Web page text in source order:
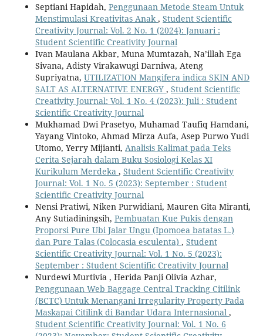
Septiani Hapidah, Penggunaan Metode Steam Untuk
Menstimulasi Kreativitas Anak , Student Scientific
Creativity Journal: Vol. 2 No. 1 (2024): Januari :
Student Scientific Creativity Journal
Ivan Maulana Akbar, Muna Mumtazah, Na’illah Ega
Sivana, Adisty Virakawugi Darniwa, Ateng
Supriyatna, UTILIZATION Mangifera indica SKIN AND
SALT AS ALTERNATIVE ENERGY , Student Scientific
Creativity Journal: Vol. 1 No. 4 (2023): Juli : Student
Scientific Creativity Journal
Mukhamad Dwi Prasetyo, Muhamad Taufiq Hamdani,
Yayang Vintoko, Ahmad Mirza Aufa, Asep Purwo Yudi
Utomo, Yerry Mijianti, Analisis Kalimat pada Teks
Cerita Sejarah dalam Buku Sosiologi Kelas XI
Kurikulum Merdeka , Student Scientific Creativity
Journal: Vol. 1 No. 5 (2023): September : Student
Scientific Creativity Journal
Nensi Pratiwi, Niken Purwidiani, Mauren Gita Miranti,
Any Sutiadiningsih, Pembuatan Kue Pukis dengan
Proporsi Pure Ubi Jalar Ungu (Ipomoea batatas L.)
dan Pure Talas (Colocasia esculenta) , Student
Scientific Creativity Journal: Vol. 1 No. 5 (2023):
September : Student Scientific Creativity Journal
Nurdewi Murtivia , Herida Panji Olivia Azhar,
Penggunaan Web Baggage Central Tracking Citilink
(BCTC) Untuk Menangani Irregularity Property Pada
Maskapai Citilink di Bandar Udara Internasional ,
Student Scientific Creativity Journal: Vol. 1 No. 6